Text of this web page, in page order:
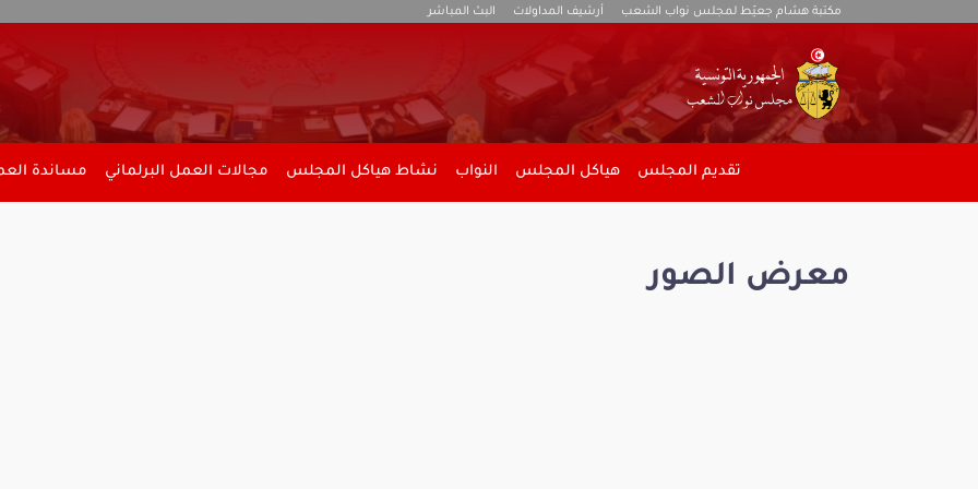
مكتبة هشام جعيّط لمجلس نواب الشعب أرشيف المداولات البث المباشر
تقديم المجلس هياكل المجلس النواب نشاط هياكل المجلس مجالات العمل البرلماني مساندة
معرض الصور